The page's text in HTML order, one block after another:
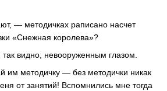
— методичках раписано насчет
«Снежная королева»?
видно, невооруженным глазом.
им методичку — без методички никак
от занятий! Вспомнились мне тогда